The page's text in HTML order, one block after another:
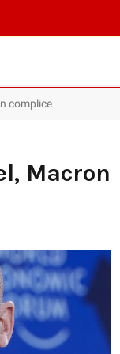
complice
Macron